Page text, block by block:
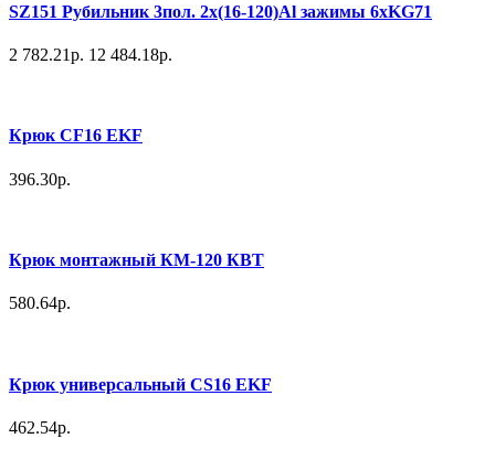
SZ151 Рубильник 3пол. 2х(16-120)Al зажимы 6хKG71
2 782.21р. 12 484.18р.
Крюк CF16 EKF
396.30р.
Крюк монтажный КМ-120 КВТ
580.64р.
Крюк универсальный CS16 EKF
462.54р.